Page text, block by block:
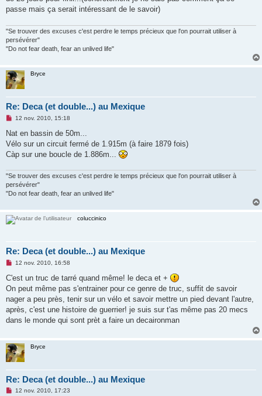
l
passe mais ça serait intéressant de le savoir)
"Se trouver des excuses c'est perdre le temps précieux que l'on pourrait utiliser à
persévérer"
"Do not fear death, fear an unlived life"
Bryce
Re: Deca (et double...) au Mexique
M
s
a
g
e
o
l
u
12 nov. 2010, 15:18
Nat en bassin de 50m...
Vélo sur un circuit fermé de 1.915m (à faire 1879 fois)
Càp sur une boucle de 1.886m...
"Se trouver des excuses c'est perdre le temps précieux que l'on pourrait utiliser à
persévérer"
"Do not fear death, fear an unlived life"
coluccinico
Re: Deca (et double...) au Mexique
M
s
a
g
e
n
o
u
12 nov. 2010, 16:58
C'est un truc de tarré quand même! le deca et +
On peut même pas s'entrainer pour ce genre de truc, suffit de savoir
nager a peu près, tenir sur un vélo et savoir mettre un pied devant l'autre,
après, c'est une histoire de guerrier! je suis sur t'as même pas 20 mecs
dans le monde qui sont prèt a faire un decaironman
Bryce
Re: Deca (et double...) au Mexique
M12 nov. 2010, 17:23